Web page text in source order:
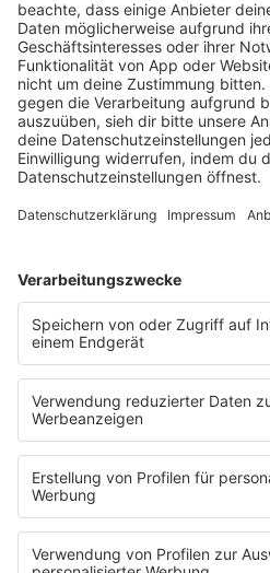
HOME
RADIOS
barba radio
Lagerfeuer
Füße hoch
Schmusekatze
Song Contest
Mädelsabend
Ich hasse Sport
Sonntag Morgen
Strandbar
Putzfimmel
Deutschpop
Deutsche Liebeslieder
PODCASTS
Mit den Waffeln einer Frau
Frühstück bei Barbara
Brave & One